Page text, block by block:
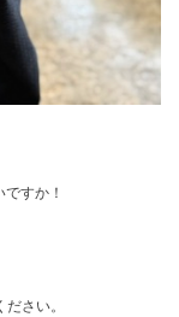
すか！
さい。